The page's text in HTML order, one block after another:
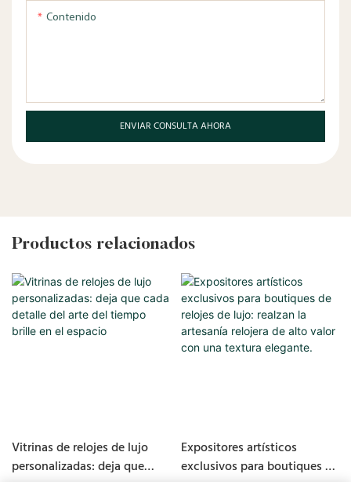
Contenido
ENVIAR CONSULTA AHORA
Productos relacionados
Vitrinas de relojes de lujo
personalizadas: deja que
Expositores artísticos
exclusivos para boutiques de